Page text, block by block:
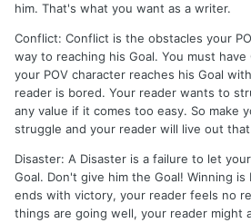
him. That's what you want as a writer.
Conflict: Conflict is the obstacles your
way to reaching his Goal. You must
your POV character reaches his Goal
reader is bored. Your reader wants to
any value if it comes too easy. So make
struggle and your reader will live out
Disaster: A Disaster is a failure to let
Goal. Don't give him the Goal! Winning is
ends with victory, your reader feels no
things are going well, your reader might